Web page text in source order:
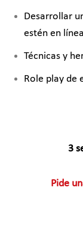
Desarrollar
estén en
Técnicas y
Role play de
3
Pide